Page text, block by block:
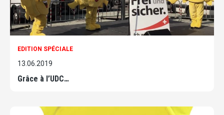
EDITION SPÉCIALE
13.06.2019
Grâce à l’UDC…